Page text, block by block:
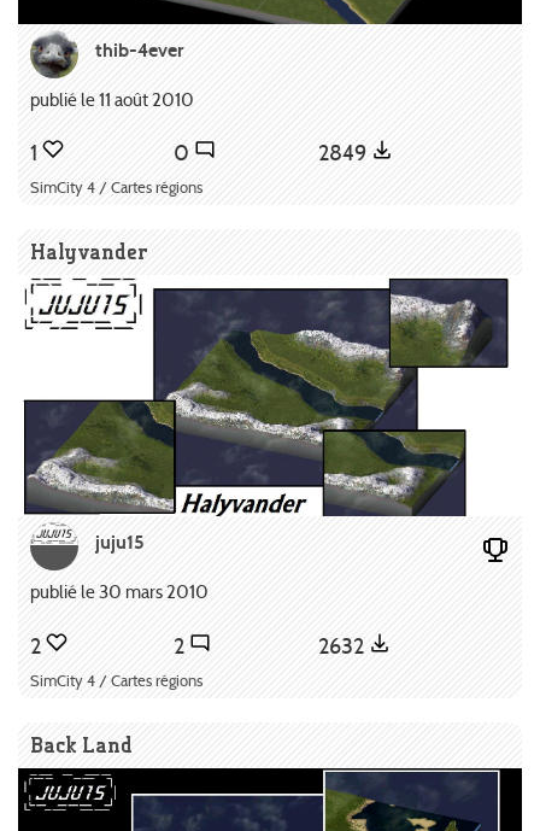
thib-4ever
publié le 11 août 2010
1 0 2849
SimCity 4 / Cartes régions
Halyvander
juju15
publié le 30 mars 2010
2 2 2632
SimCity 4 / Cartes régions
Back Land